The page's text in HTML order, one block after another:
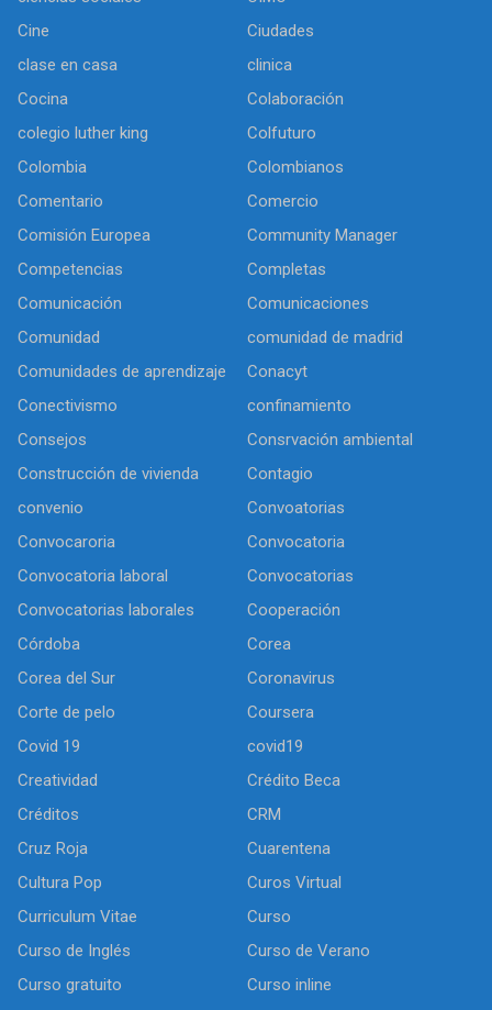
Cine
Ciudades
clase en casa
clinica
Cocina
Colaboración
colegio luther king
Colfuturo
Colombia
Colombianos
Comentario
Comercio
Comisión Europea
Community Manager
Competencias
Completas
Comunicación
Comunicaciones
Comunidad
comunidad de madrid
Comunidades de aprendizaje
Conacyt
Conectivismo
confinamiento
Consejos
Consrvación ambiental
Construcción de vivienda
Contagio
convenio
Convoatorias
Convocaroria
Convocatoria
Convocatoria laboral
Convocatorias
Convocatorias laborales
Cooperación
Córdoba
Corea
Corea del Sur
Coronavirus
Corte de pelo
Coursera
Covid 19
covid19
Creatividad
Crédito Beca
Créditos
CRM
Cruz Roja
Cuarentena
Cultura Pop
Curos Virtual
Curriculum Vitae
Curso
Curso de Inglés
Curso de Verano
Curso gratuito
Curso inline